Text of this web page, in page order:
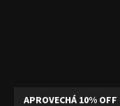
APROVECHÁ 10% OFF